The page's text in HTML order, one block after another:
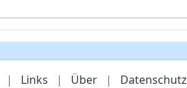
| Links | Über | Datenschutz